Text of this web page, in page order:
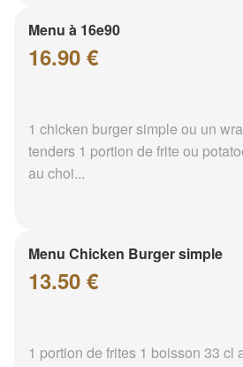
Menu à 16e90
16.90 €
1 chicken burger simple ou un
tenders 1 portion de frite ou
au choi...
Menu Chicken Burger simple
13.50 €
1 portion de frites 1 boisson 33 cl